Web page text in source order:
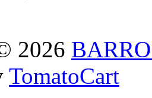
2026
TomatoCart